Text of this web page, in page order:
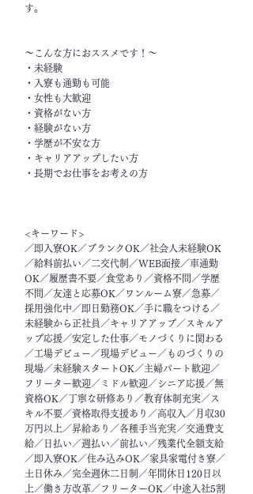
す。
～こんな方におススメです！～
・未経験
・入寮も通勤も可能
・女性も大歓迎
・資格がない方
・経験がない方
・学歴が不安な方
・キャリアアップしたい方
・長期でお仕事をお考えの方
<キーワード>
／即入寮OK／ブランクOK／社会人未経験OK
／給料前払い／二交代制／WEB面接／車通勤
OK／履歴書不要／食堂あり／資格不問／学歴
不問／友達と応募OK／ワンルーム寮／急募／
採用強化中／即日勤務OK／手に職をつける／
未経験から正社員／キャリアアップ／スキルア
ップ応援／安定した仕事／モノづくりに関わる
／工場デビュー／現場デビュー／ものづくりの
現場／未経験スタートOK／主婦パート歓迎／
フリーター歓迎／ミドル歓迎／シニア応援／無
資格OK／丁寧な研修あり／教育体制充実／ス
キル不要／資格取得支援あり／高収入／月収30
万円以上／昇給あり／各種手当充実／交通費支
給／日払い／週払い／前払い／残業代全額支給
／即入寮OK／住み込みOK／家具家電付き寮／
土日休み／完全週休二日制／年間休日120日以
上／働き方改革／フリーターOK／中途入社5割